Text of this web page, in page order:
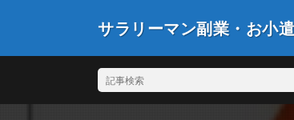
サラリーマン副業・お小